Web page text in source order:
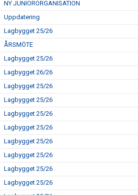
NY JUNIORORGANISATION
Uppdatering
Lagbygget 25/26
ÅRSMÖTE
Lagbygget 25/26
Lagbygget 26/26
Lagbygget 25/26
Lagbygget 25/26
Lagbygget 25/26
Lagbygget 25/26
Lagbygget 25/26
Lagbygget 25/26
Lagbygget 25/26
Lagbygget 25/26